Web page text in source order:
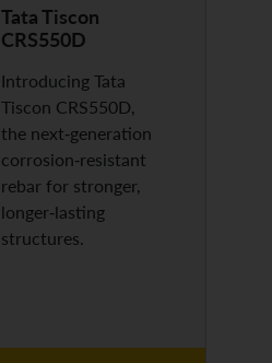
Tata Tiscon
CRS550D
Introducing Tata
Tiscon CRS550D,
the next-generation
corrosion-resistant
rebar for stronger,
longer-lasting
structures.